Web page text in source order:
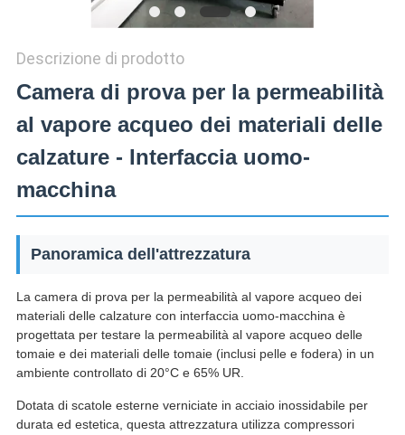
Descrizione di prodotto
Camera di prova per la permeabilità
al vapore acqueo dei materiali delle
calzature - Interfaccia uomo-
macchina
Panoramica dell'attrezzatura
La camera di prova per la permeabilità al vapore acqueo dei
materiali delle calzature con interfaccia uomo-macchina è
progettata per testare la permeabilità al vapore acqueo delle
tomaie e dei materiali delle tomaie (inclusi pelle e fodera) in un
ambiente controllato di 20°C e 65% UR.
Dotata di scatole esterne verniciate in acciaio inossidabile per
durata ed estetica, questa attrezzatura utilizza compressori